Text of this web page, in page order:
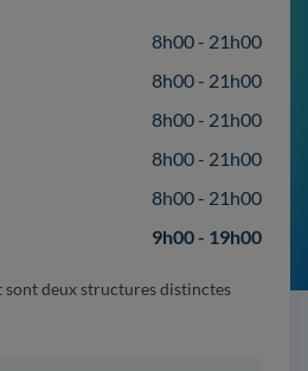
8h00 - 21h00
8h00 - 21h00
8h00 - 21h00
8h00 - 21h00
8h00 - 21h00
9h00 - 19h00
sont deux structures distinctes